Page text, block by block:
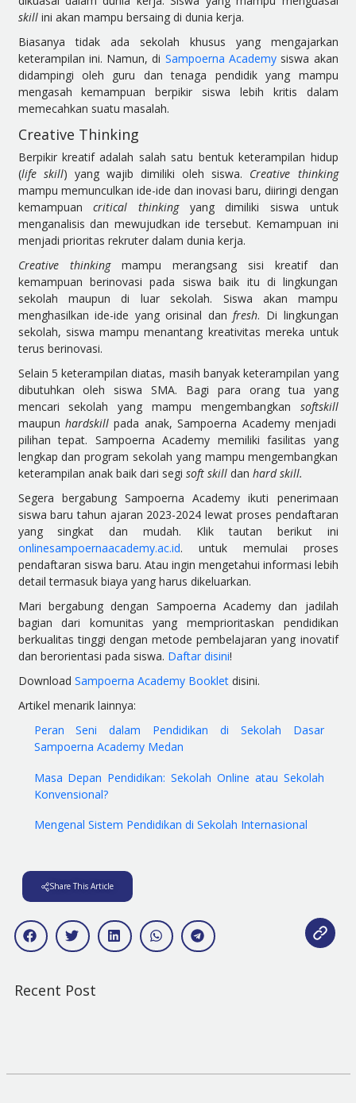
skill ini akan mampu bersaing di dunia kerja.
Biasanya tidak ada sekolah khusus yang mengajarkan
keterampilan ini. Namun, di Sampoerna Academysiswa akan
didampingi oleh guru dan tenaga pendidik yang mampu
mengasah kemampuan berpikir siswa lebih kritis dalam
memecahkan suatu masalah.
Creative Thinking
Berpikir kreatif adalah salah satu bentuk keterampilan hidup
(life skill) yang wajib dimiliki oleh siswa. Creative thinking
mampu memunculkan ide-ide dan inovasi baru, diiringi dengan
kemampuancritical thinkingyang dimiliki siswa untuk
menganalisis dan mewujudkan ide tersebut. Kemampuan ini
menjadi prioritas rekruter dalam dunia kerja.
Creative thinkingmampu merangsang sisi kreatif dan
kemampuan berinovasi pada siswa baik itu di lingkungan
sekolah maupun di luar sekolah. Siswa akan mampu
menghasilkan ide-ide yang orisinal danfresh. Di lingkungan
sekolah, siswa mampu menantang kreativitas mereka untuk
terus berinovasi.
Selain 5 keterampilan diatas, masih banyak keterampilan yang
dibutuhkan oleh siswa SMA. Bagi para orang tua yang
mencari sekolah yang mampu mengembangkan softskill
maupun hardskillpada anak,Sampoerna Academy menjadi
pilihan tepat. Sampoerna Academy memiliki fasilitas yang
lengkap dan program sekolah yang mampu mengembangkan
keterampilan anak baik dari segi soft skill dan hard skill.
Segera bergabung Sampoerna Academy ikuti penerimaan
siswa baru tahun ajaran 2023-2024 lewat proses pendaftaran
yang singkat dan mudah. Klik tautan berikut ini
onlinesampoernaacademy.ac.id. untuk memulai proses
pendaftaran siswa baru. Atau ingin mengetahui informasi lebih
detail termasuk biaya yang harus dikeluarkan.
Mari bergabung dengan Sampoerna Academy dan jadilah
bagian dari komunitas yang memprioritaskan pendidikan
berkualitas tinggi dengan metode pembelajaran yang inovatif
dan berorientasi pada siswa. Daftar disini!
Download Sampoerna Academy Bookletdisini.
Artikel menarik lainnya:
Peran Seni dalam Pendidikan di Sekolah Dasar
Sampoerna Academy Medan
Masa Depan Pendidikan: Sekolah Online atau Sekolah
Konvensional?
Mengenal Sistem Pendidikan di Sekolah Internasional
Share This Article
Recent Post